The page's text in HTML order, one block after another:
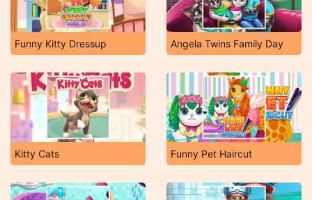
Funny Kitty Dressup Angela Twins Family Day
Kitty Cats Funny Pet Haircut